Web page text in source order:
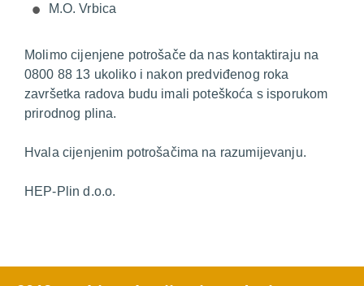
M.O. Vrbica
Molimo cijenjene potrošače da nas kontaktiraju na
0800 88 13 ukoliko i nakon predviđenog roka
završetka radova budu imali poteškoća s isporukom
prirodnog plina.
Hvala cijenjenim potrošačima na razumijevanju.
HEP-Plin d.o.o.